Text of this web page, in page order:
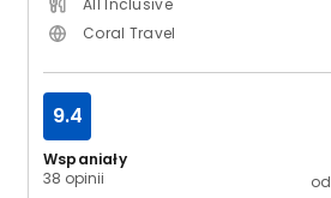
Coral Travel
Wspaniały
38 opinii
9.4
od